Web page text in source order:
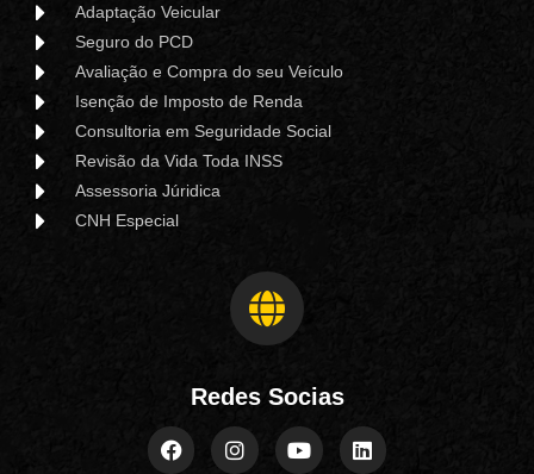
Adaptação Veicular
Seguro do PCD
Avaliação e Compra do seu Veículo
Isenção de Imposto de Renda
Consultoria em Seguridade Social
Revisão da Vida Toda INSS
Assessoria Júridica
CNH Especial
Redes Socias